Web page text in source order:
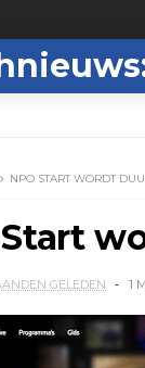
NPO START WORDT
Start
GELEDEN 1